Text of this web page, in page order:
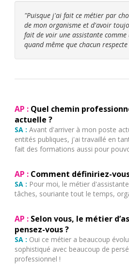
"Puisque j'ai fait ce métier par
de mon organisme et d'avoir
fait de voir une assistante
quand même que chacun
AP : Quel chemin
actuelle ?
SA : Avant d'arriver à mon poste
entités publiques, j'ai travaillé en
fait des formations aussi pour
AP : Comment définiriez-
SA : Pour moi, le métier
tâches, souriante tout le temps,
AP : Selon vous, le métier
pensez-vous ?
SA : Oui ce métier a beaucoup
sophistiqué avec beaucoup de
professionnel !